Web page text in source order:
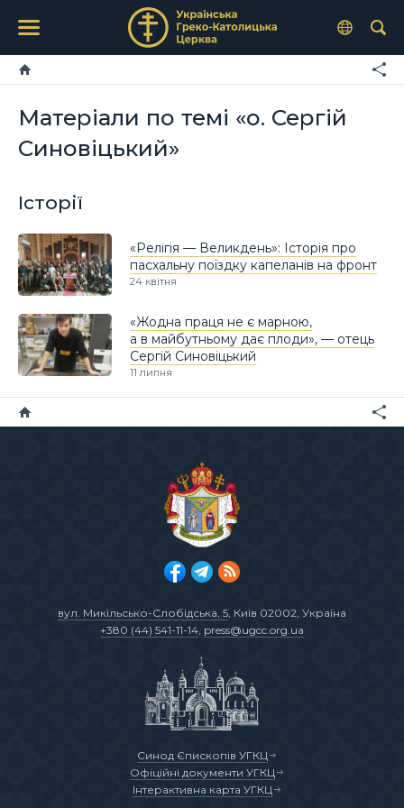
Матеріали по темі «о. Сергій
Синовіцький»
Історії
«Релігія — Великдень»: Історія про
пасхальну поїздку капеланів на фронт
24 квітня
«Жодна праця не є марною,
а в майбутньому дає плоди», — отець
Сергій Синовіцький
11 липня
вул. Микільсько-Слобідська, 5, Київ 02002, Україна
+380 (44) 541-11-14, press@ugcc.org.ua
Синод Єпископів УГКЦ
Офіційні документи УГКЦ
Інтерактивна карта УГКЦ